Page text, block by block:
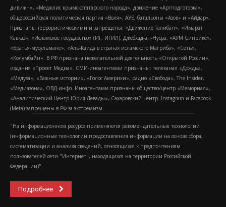
дивижн», «Меджлис крымскотатарского народа», движение «Артподготовка»,
общероссийская политическая партия «Воля», АУЕ, батальоны «Азов» и «Айдар».
Признаны террористическими и запрещены: «Движение Талибан», «Имарат
Кавказ», «Исламское государство» (ИГ, ИГИЛ), Джебхад-ан-Нусра, «АУМ Синрике»,
«Братья-мусульмане», «Аль-Каида в странах исламского Магриба», «Сеть»,
«Колумбайн». В РФ признана нежелательной деятельность «Открытой России»,
издания «Проект Медиа». СМИ-иноагентами признаны: телеканал «Дождь»,
«Медуза», «Важные истории», «Голос Америки», радио «Свобода», The Insider,
«Медиазона», ОВД-инфо. Иноагентами признаны общество/центр «Мемориал»,
«Аналитический Центр Юрия Левады», Сахаровский центр. Instagram и Facebook
(Metа) запрещены в РФ за экстремизм.
"На информационном ресурсе применяются рекомендательные технологии
(информационные технологии предоставления информации на основе сбора,
систематизации и анализа сведений, относящихся к предпочтениям
пользователей сети "Интернет", находящихся на территории Российской
Федерации)".
Подробнее